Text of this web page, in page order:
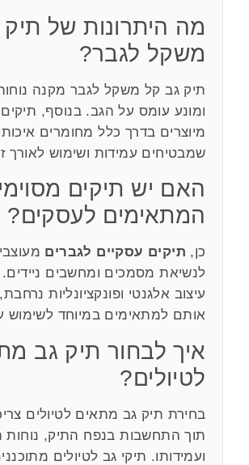
מה היתרונות של
משקל לגבר?
תיק גב קל משקל לגבר מקנה
ומונע עומס על הגב. בנוסף,
מיוצרים בדרך כלל מחומרים
שמבטיחים עמידות ושימוש לאורך
האם יש תיקים
המתאימים לעסקים?
כן, תיקים עסקיים לגברים
לנשיאת מסמכים ומחשבים
עיצוב אלגנטי ופונקציונליות
אותם למתאימים במיוחד לשימוש
איך לבחור תיק גב
לטיולים?
בחירת תיק גב מתאים לטיולים
תוך התחשבות בנפח התיק, נוחות
ועמידותו. תיקי גב לטיולים